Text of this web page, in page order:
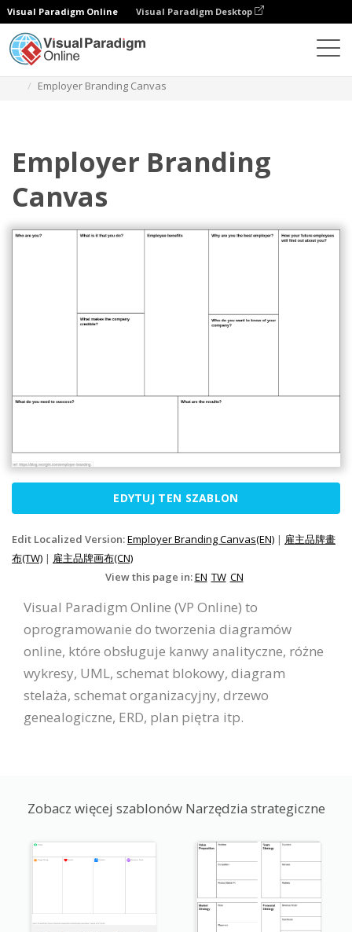
Visual Paradigm Online Visual Paradigm Desktop
Employer Branding Canvas
Employer Branding
Canvas
EDYTUJ TEN SZABLON
Edit Localized Version:Employer Branding Canvas(EN) | 雇主品牌畫
布(TW) | 雇主品牌画布(CN)
View this page in:EN TW CN
Visual Paradigm Online (VP Online) to
oprogramowanie do tworzenia diagramów
online, które obsługuje kanwy analityczne, różne
wykresy, UML, schemat blokowy, diagram
stelaża, schemat organizacyjny, drzewo
genealogiczne, ERD, plan piętra itp.
Zobacz więcej szablonów Narzędzia strategiczne